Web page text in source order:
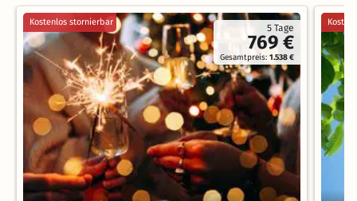
5 Tage
769 €
Gesamtpreis:1.538 €
Kostenlos stornierbar